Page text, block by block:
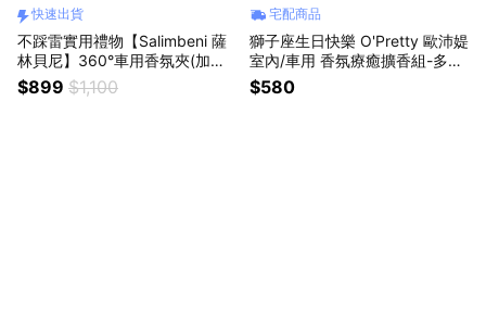
快速出貨
不踩雷實用禮物【Salimbeni 薩
林貝尼】360°車用香氛夾(加贈
補充包)｜6款可選｜『快速出
貨』生日好禮 情人獻禮 送男友
$899 $1,100
宅配商品
獅子座生日快樂 O'Pretty 歐沛媞
室內/車用 香氛療癒擴香組-多款
可選 居家香氛 療癒舒壓 居家擺
飾 閨蜜禮物
$580